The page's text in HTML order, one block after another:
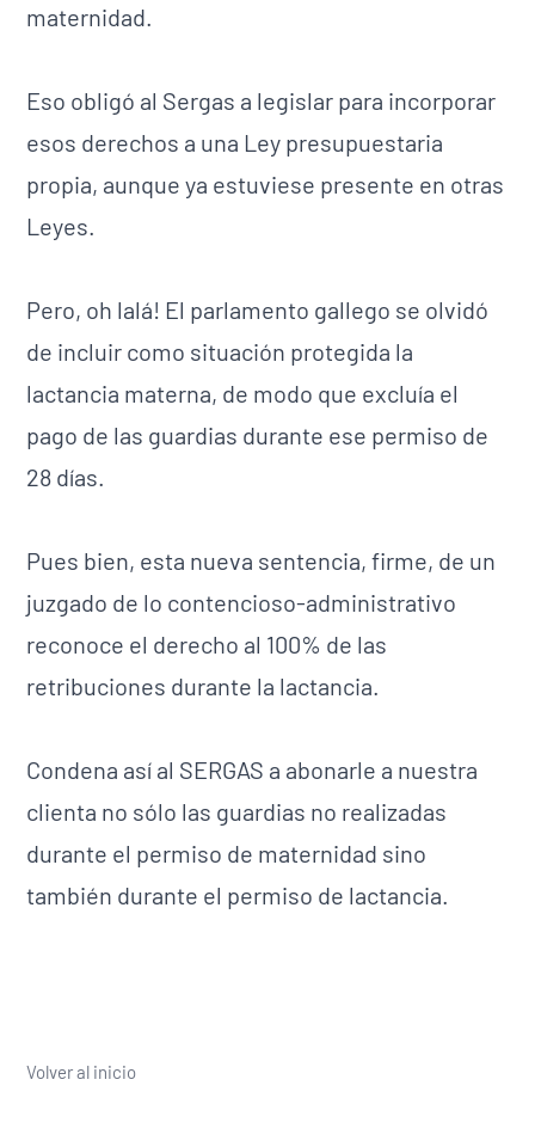
maternidad.
Eso obligó al Sergas a legislar para incorporar
esos derechos a una Ley presupuestaria
propia, aunque ya estuviese presente en otras
Leyes.
Pero, oh lalá! El parlamento gallego se olvidó
de incluir como situación protegida la
lactancia materna, de modo que excluía el
pago de las guardias durante ese permiso de
28 días.
Pues bien, esta nueva sentencia, firme, de un
juzgado de lo contencioso-administrativo
reconoce el derecho al 100% de las
retribuciones durante la lactancia.
Condena así al SERGAS a abonarle a nuestra
clienta no sólo las guardias no realizadas
durante el permiso de maternidad sino
también durante el permiso de lactancia.
Volver al inicio